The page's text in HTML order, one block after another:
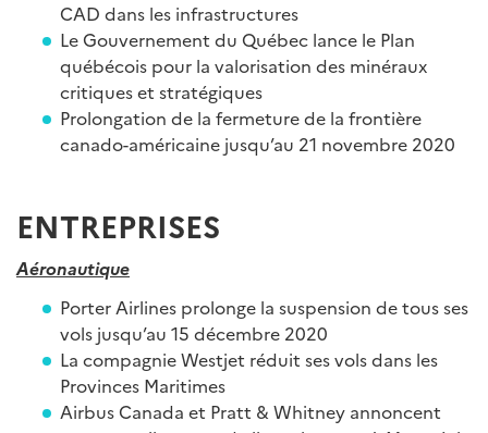
CAD dans les infrastructures
Le Gouvernement du Québec lance le Plan
québécois pour la valorisation des minéraux
critiques et stratégiques
Prolongation de la fermeture de la frontière
canado-américaine jusqu’au 21 novembre 2020
ENTREPRISES
Aéronautique
Porter Airlines prolonge la suspension de tous ses
vols jusqu’au 15 décembre 2020
La compagnie Westjet réduit ses vols dans les
Provinces Maritimes
Airbus Canada et Pratt & Whitney annoncent